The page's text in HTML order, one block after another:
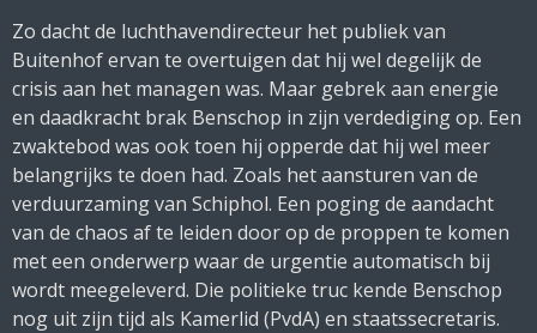
Zo dacht de luchthavendirecteur het publiek van
Buitenhofervan te overtuigen dat hij wel degelijk de
crisis aan het managen was. Maar gebrek aan energie
en daadkracht brak Benschop in zijn verdediging op. Een
zwaktebod was ook toen hij opperde dat hij wel meer
belangrijks te doen had. Zoals het aansturen van de
verduurzaming van Schiphol. Een poging de aandacht
van de chaos af te leiden door op de proppen te komen
met een onderwerp waar de urgentie automatisch bij
wordt meegeleverd. Die politieke truc kende Benschop
nog uit zijn tijd als Kamerlid (PvdA) en staatssecretaris.